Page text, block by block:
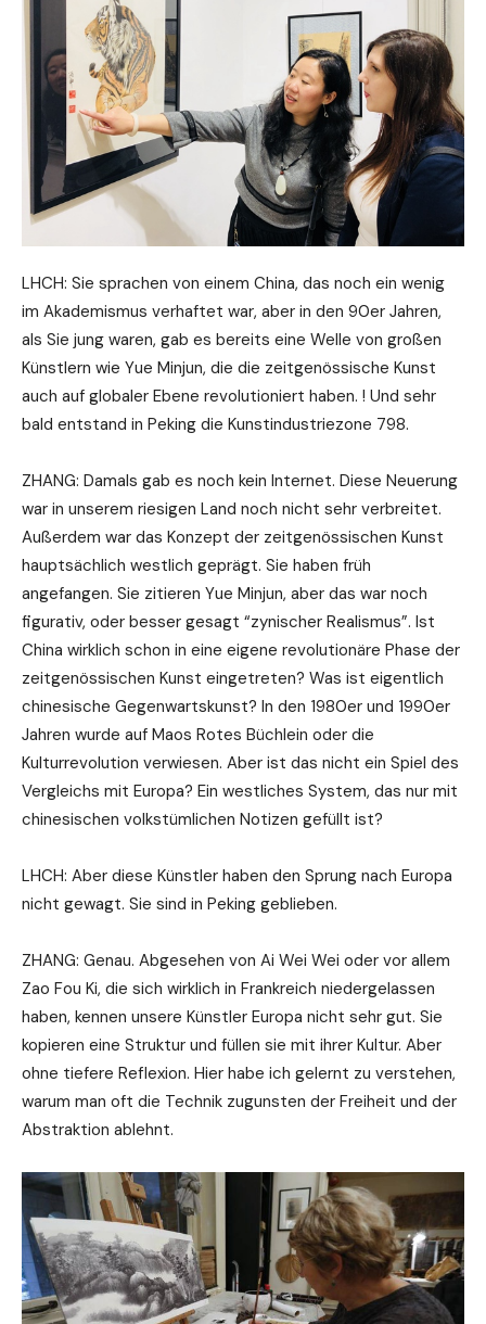
LHCH: Sie sprachen von einem China, das noch ein wenig
im Akademismus verhaftet war, aber in den 90er Jahren,
als Sie jung waren, gab es bereits eine Welle von großen
Künstlern wie Yue Minjun, die die zeitgenössische Kunst
auch auf globaler Ebene revolutioniert haben. ! Und sehr
bald entstand in Peking die Kunstindustriezone 798.
ZHANG: Damals gab es noch kein Internet. Diese Neuerung
war in unserem riesigen Land noch nicht sehr verbreitet.
Außerdem war das Konzept der zeitgenössischen Kunst
hauptsächlich westlich geprägt. Sie haben früh
angefangen. Sie zitieren Yue Minjun, aber das war noch
figurativ, oder besser gesagt “zynischer Realismus”. Ist
China wirklich schon in eine eigene revolutionäre Phase der
zeitgenössischen Kunst eingetreten? Was ist eigentlich
chinesische Gegenwartskunst? In den 1980er und 1990er
Jahren wurde auf Maos Rotes Büchlein oder die
Kulturrevolution verwiesen. Aber ist das nicht ein Spiel des
Vergleichs mit Europa? Ein westliches System, das nur mit
chinesischen volkstümlichen Notizen gefüllt ist?
LHCH: Aber diese Künstler haben den Sprung nach Europa
nicht gewagt. Sie sind in Peking geblieben.
ZHANG: Genau. Abgesehen von Ai Wei Wei oder vor allem
Zao Fou Ki, die sich wirklich in Frankreich niedergelassen
haben, kennen unsere Künstler Europa nicht sehr gut. Sie
kopieren eine Struktur und füllen sie mit ihrer Kultur. Aber
ohne tiefere Reflexion. Hier habe ich gelernt zu verstehen,
warum man oft die Technik zugunsten der Freiheit und der
Abstraktion ablehnt.